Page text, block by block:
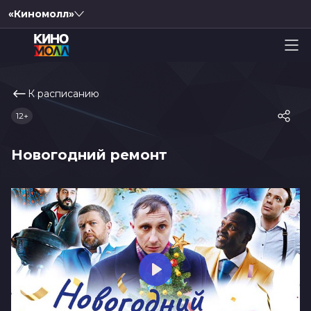
«Киномолл»
К расписанию
Новогодний ремонт
12+
Play